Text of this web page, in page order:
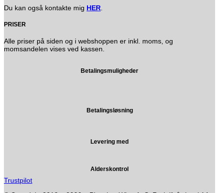
Du kan også kontakte mig HER
PRISER
Alle priser på siden og i webshoppen er inkl. moms, og
momsandelen vises ved kassen.
Betalingsmuligheder
Betalingsløsning
Levering med
Alderskontrol
Trustpilot